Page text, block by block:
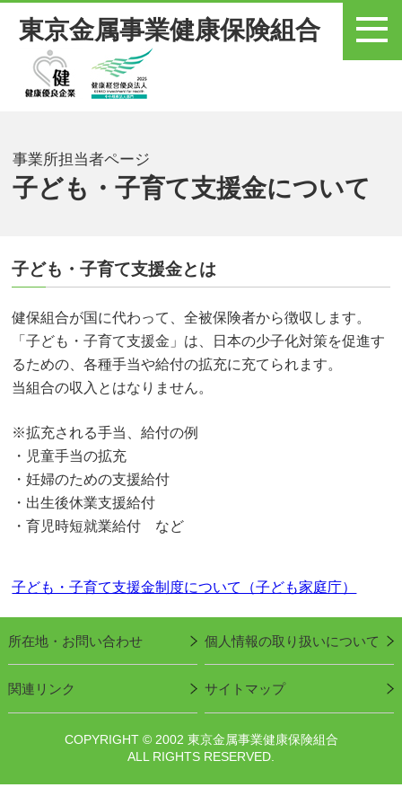
東京金属事業健康保険組合
事業所担当者ページ
子ども・子育て支援金について
子ども・子育て支援金とは
健保組合が国に代わって、全被保険者から徴収します。
「子ども・子育て支援金」は、日本の少子化対策を促進す
るための、各種手当や給付の拡充に充てられます。
当組合の収入とはなりません。
※拡充される手当、給付の例
・児童手当の拡充
・妊婦のための支援給付
・出生後休業支援給付
・育児時短就業給付 など
子ども・子育て支援金制度について（子ども家庭庁）
所在地・お問い合わせ 個人情報の取り扱いについて
関連リンク サイトマップ
COPYRIGHT © 2002 東京金属事業健康保険組合
ALL RIGHTS RESERVED.